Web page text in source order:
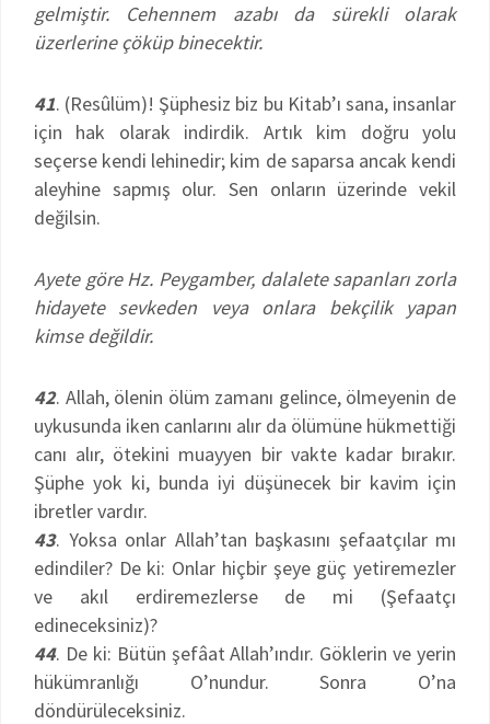
gelmiştir. Cehennem azabı da sürekli olarak
üzerlerine çöküp binecektir.
41. (Resûlüm)! Şüphesiz biz bu Kitab’ı sana, insanlar
için hak olarak indirdik. Artık kim doğru yolu
seçerse kendi lehinedir; kim de saparsa ancak kendi
aleyhine sapmış olur. Sen onların üzerinde vekil
değilsin.
Ayete göre Hz. Peygamber, dalalete sapanları zorla
hidayete sevkeden veya onlara bekçilik yapan
kimse değildir.
42. Allah, ölenin ölüm zamanı gelince, ölmeyenin de
uykusunda iken canlarını alır da ölümüne hükmettiği
canı alır, ötekini muayyen bir vakte kadar bırakır.
Şüphe yok ki, bunda iyi düşünecek bir kavim için
ibretler vardır.
43. Yoksa onlar Allah’tan başkasını şefaatçılar mı
edindiler? De ki: Onlar hiçbir şeye güç yetiremezler
ve akıl erdiremezlerse de mi (Şefaatçı
edineceksiniz)?
44. De ki: Bütün şefâat Allah’ındır. Göklerin ve yerin
hükümranlığı O’nundur. Sonra O’na
döndürüleceksiniz.